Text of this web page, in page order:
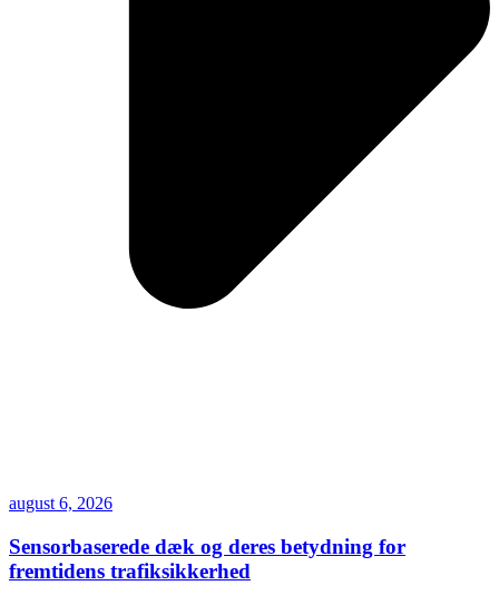
august 6, 2026
Sensorbaserede dæk og deres betydning for
fremtidens trafiksikkerhed